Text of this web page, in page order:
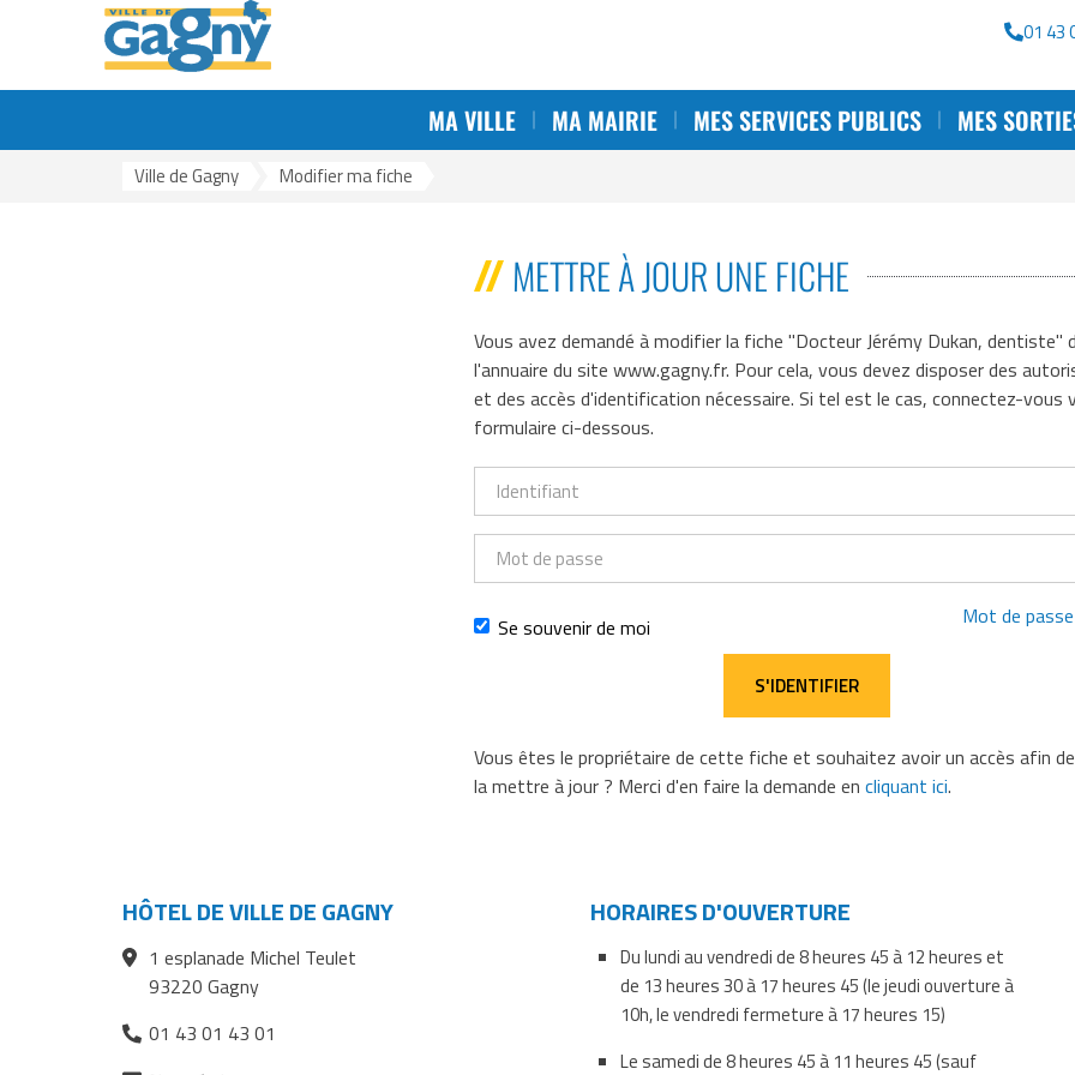
Gestion des traceursAller au menu Aller au contenu
01 43
MA VILLE MA MAIRIE MES SERVICES PUBLICS MES
Ville de Gagny Modifier ma fiche
METTRE À JOUR UNE FICHE
Vous avez demandé à modifier la fiche "Docteur Jérémy Dukan, dentiste"
l'annuaire du site www.gagny.fr. Pour cela, vous devez disposer des
et des accès d'identification nécessaire. Si tel est le cas, connectez-vous
formulaire ci-dessous.
Identifiant
Mot
de
Se souvenir de moi Mot de
Vous êtes le propriétaire de cette fiche et souhaitez avoir un accès afin
la mettre à jour ? Merci d'en faire la demande en cliquant ici.
HÔTEL DE VILLE DE GAGNY
1 esplanade Michel Teulet
93220 Gagny
01 43 01 43 01
HORAIRES D'OUVERTURE
Du lundi au vendredi de 8 heures 45 à 12 heures et
de 13 heures 30 à 17 heures 45 (le jeudi ouverture à
10h, le vendredi fermeture à 17 heures 15)
Le samedi de 8 heures 45 à 11 heures 45 (sauf